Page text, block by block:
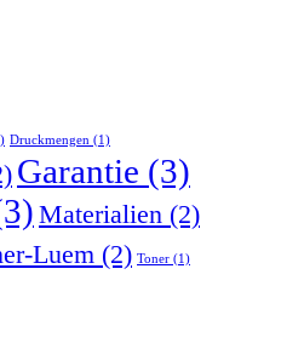
Druckmengen (1)
Garantie (3)
Materialien (2)
Luem (2) Toner (1)